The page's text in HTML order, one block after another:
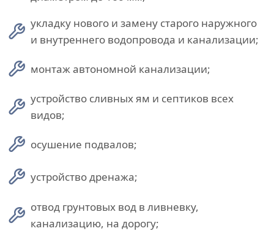
укладку нового и замену старого наружного
и внутреннего водопровода и канализации;
монтаж автономной канализации;
устройство сливных ям и септиков всех
видов;
осушение подвалов;
устройство дренажа;
отвод грунтовых вод в ливневку,
канализацию, на дорогу;